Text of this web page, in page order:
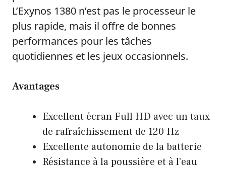
L’Exynos 1380 n’est pas le processeur le
plus rapide, mais il offre de bonnes
performances pour les tâches
quotidiennes et les jeux occasionnels.
Avantages
Excellent écran Full HD avec un taux
de rafraîchissement de 120 Hz
Excellente autonomie de la batterie
Résistance à la poussière et à l’eau